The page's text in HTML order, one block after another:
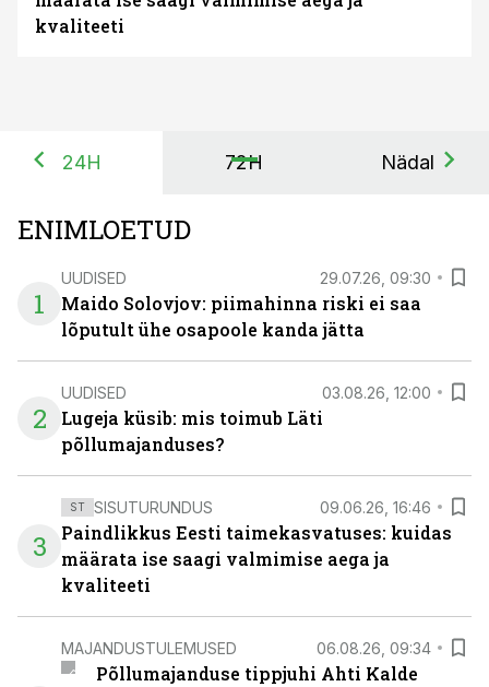
kvaliteeti
24H 72H Nädal
ENIMLOETUD
1
UUDISED 29.07.26, 09:30
Maido Solovjov: piimahinna riski ei saa
lõputult ühe osapoole kanda jätta
2
UUDISED 03.08.26, 12:00
Lugeja küsib: mis toimub Läti
põllumajanduses?
3
ST SISUTURUNDUS 09.06.26, 16:46
Paindlikkus Eesti taimekasvatuses: kuidas
määrata ise saagi valmimise aega ja
kvaliteeti
MAJANDUSTULEMUSED 06.08.26, 09:34
Põllumajanduse tippjuhi Ahti Kalde